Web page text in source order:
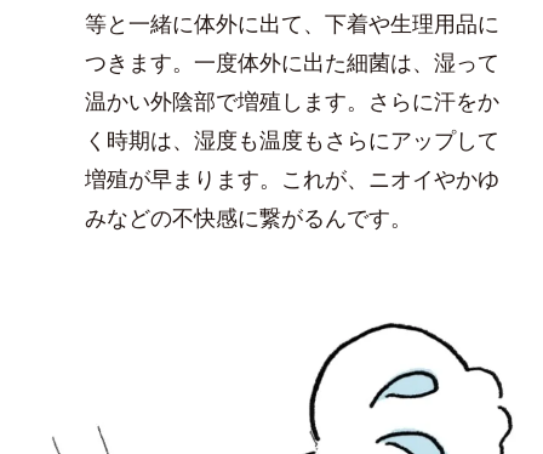
等と一緒に体外に出て、下着や生理用品に
つきます。一度体外に出た細菌は、湿って
温かい外陰部で増殖します。さらに汗をか
く時期は、湿度も温度もさらにアップして
増殖が早まります。これが、ニオイやかゆ
みなどの不快感に繋がるんです。